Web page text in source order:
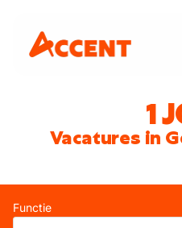
1
Vacatures in
Functie